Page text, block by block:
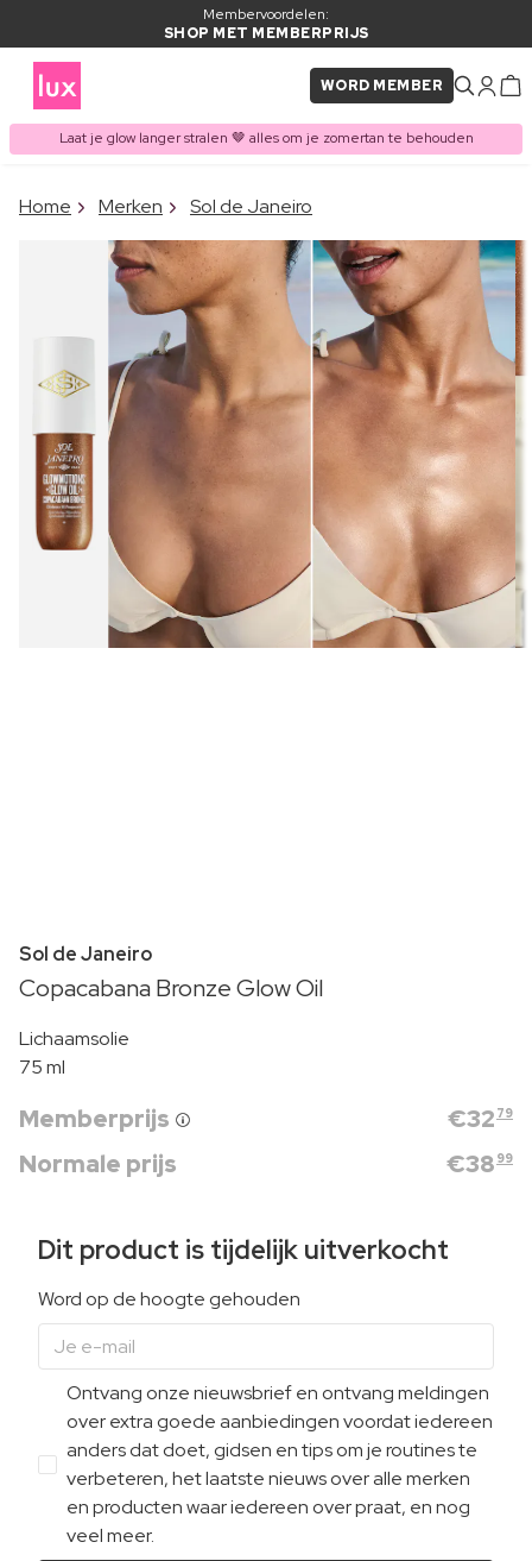
Membervoordelen:
SHOP MET MEMBERPRIJS
WORD MEMBER
Laat je glow langer stralen 🤎 alles om je zomertan te behouden
ITEM TOEGEVOEGD AAN
WINKELMAND
Home Merken Sol de Janeiro
Sol de Janeiro
Copacabana Bronze Glow Oil
Lichaamsolie
75 ml
Memberprijs €32 79
Normale prijs €38 99
Dit product is tijdelijk uitverkocht
Word op de hoogte gehouden
Ontvang onze nieuwsbrief en ontvang meldingen
over extra goede aanbiedingen voordat iedereen
anders dat doet, gidsen en tips om je routines te
verbeteren, het laatste nieuws over alle merken
en producten waar iedereen over praat, en nog
veel meer.